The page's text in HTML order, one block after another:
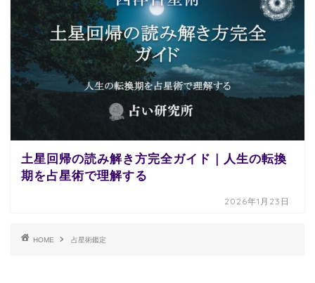
土星回帰の読み解き方完全ガイド｜人生の転換
期を占星術で理解する
2026年1月23日
HOME 占星術鑑定